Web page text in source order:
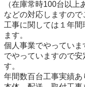
（在庫常時100台以上
などの対応しますので
工事に関しては１年
ます。
個人事業でやっていま
でやっていますので
す。
年間数百台工事実績あ